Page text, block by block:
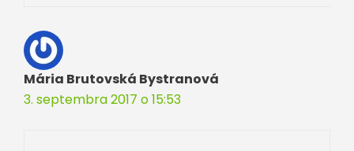
Mária Brutovská Bystranová
3. septembra 2017 o 15:53